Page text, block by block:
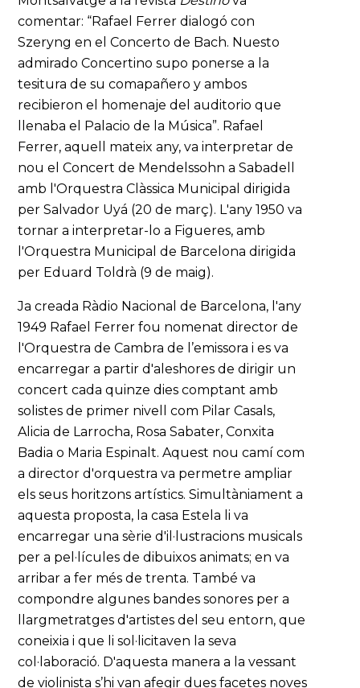
comentar: “Rafael Ferrer dialogó con
Szeryng en el Concerto de Bach. Nuesto
admirado Concertino supo ponerse a la
tesitura de su comapañero y ambos
recibieron el homenaje del auditorio que
llenaba el Palacio de la Música”. Rafael
Ferrer, aquell mateix any, va interpretar de
nou el Concert de Mendelssohn a Sabadell
amb l'Orquestra Clàssica Municipal dirigida
per Salvador Uyá (20 de març). L'any 1950 va
tornar a interpretar-lo a Figueres, amb
l'Orquestra Municipal de Barcelona dirigida
per Eduard Toldrà (9 de maig).
Ja creada Ràdio Nacional de Barcelona, l'any
1949 Rafael Ferrer fou nomenat director de
l'Orquestra de Cambra de l’emissora i es va
encarregar a partir d'aleshores de dirigir un
concert cada quinze dies comptant amb
solistes de primer nivell com Pilar Casals,
Alicia de Larrocha, Rosa Sabater, Conxita
Badia o Maria Espinalt. Aquest nou camí com
a director d'orquestra va permetre ampliar
els seus horitzons artístics. Simultàniament a
aquesta proposta, la casa Estela li va
encarregar una sèrie d'il·lustracions musicals
per a pel·lícules de dibuixos animats; en va
arribar a fer més de trenta. També va
compondre algunes bandes sonores per a
llargmetratges d'artistes del seu entorn, que
coneixia i que li sol·licitaven la seva
col·laboració. D'aquesta manera a la vessant
de violinista s’hi van afegir dues facetes noves